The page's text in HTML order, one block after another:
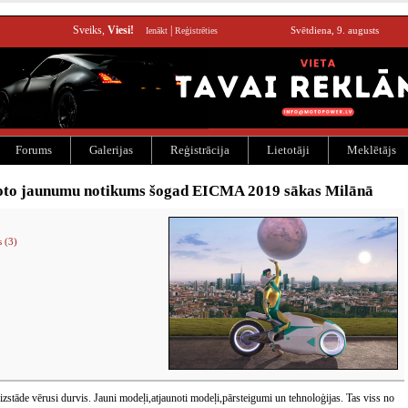
Sveiks, Viesi! Ienākt Reģistrēties Svētdiena, 9. augusts
Forums Galerijas Reģistrācija Lietotāji Meklētājs
jaunumu notikums šogad EICMA 2019 sākas Milānā
(3)
vērusi durvis. Jauni modeļi,atjaunoti modeļi,pārsteigumi un tehnoloģijas. Tas viss no